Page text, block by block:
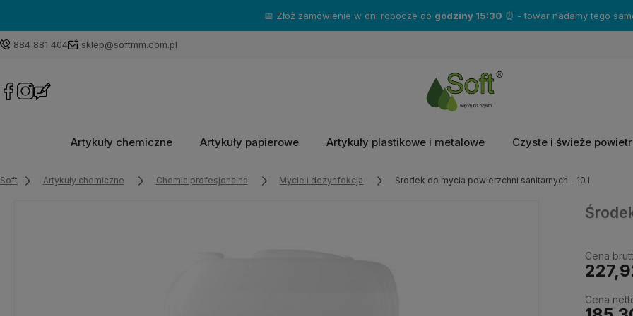
Zakup produkty markiKatrin- a otrzymasz gratisy!❤️
884 881 404 sklep@softmm.com.pl
Artykuły chemiczne Artykuły papierowe Artykuły plastikowe i metalowe Czyste i świeże
Soft Artykuły chemiczne Chemia profesjonalna Mycie i dezynfekcja Środek do mycia powierzchni sanitarnych - 10 l
Cena
Cena